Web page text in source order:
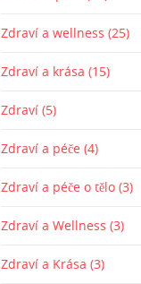
Zdraví a wellness (25)
Zdraví a krása (15)
Zdraví (5)
Zdraví a péče (4)
Zdraví a péče o tělo (3)
Zdraví a Wellness (3)
Zdraví a Krása (3)